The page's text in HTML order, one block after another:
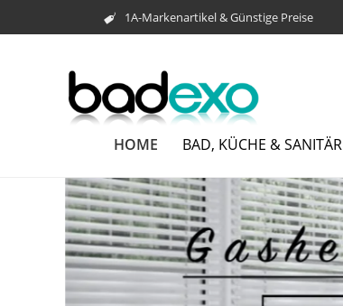
1A-Markenartikel & Günstige Preise
HOME BAD, KÜCHE & SANITÄR